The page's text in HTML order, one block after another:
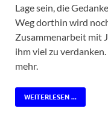
Lage sein, die
Weg dorthin wird
Zusammenarbeit mit
ihm viel zu
mehr.
WEITERLESEN ...